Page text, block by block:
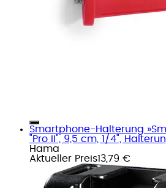
Smartphone-Halterung
"Pro II", 9,5 cm, 1/4",
Hama
Aktueller Preis13,79 €